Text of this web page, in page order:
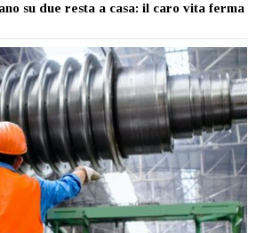
su due resta a casa: il caro vita ferma